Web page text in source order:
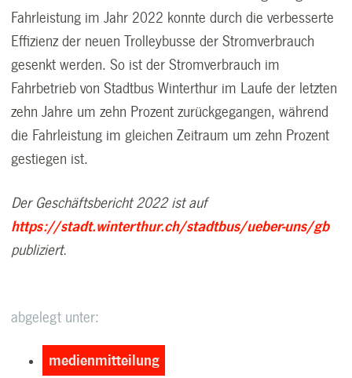
Fahrleistung im Jahr 2022 konnte durch die verbesserte
Effizienz der neuen Trolleybusse der Stromverbrauch
gesenkt werden. So ist der Stromverbrauch im
Fahrbetrieb von Stadtbus Winterthur im Laufe der letzten
zehn Jahre um zehn Prozent zurückgegangen, während
die Fahrleistung im gleichen Zeitraum um zehn Prozent
gestiegen ist.
Der Geschäftsbericht 2022 ist auf
https://stadt.winterthur.ch/stadtbus/ueber-uns/gb
publiziert.
abgelegt unter:
medienmitteilung